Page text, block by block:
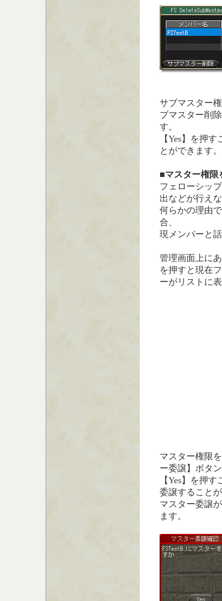
サブマスター
ブマスター削
す。
【Yes】を押
とができます。
■マスター権限
フェローシッ
出などが行え
何らかの理由
合、
現メンバーと
管理画面上に
を押すと現在
ーがリストに
マスター権限
ー委譲】ボタ
【Yes】を押
委譲すること
マスター委譲
ます。